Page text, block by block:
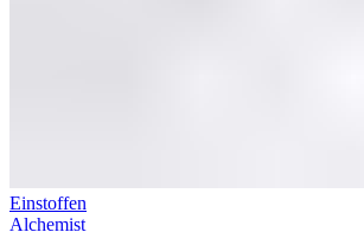
Einstoffen
Alchemist